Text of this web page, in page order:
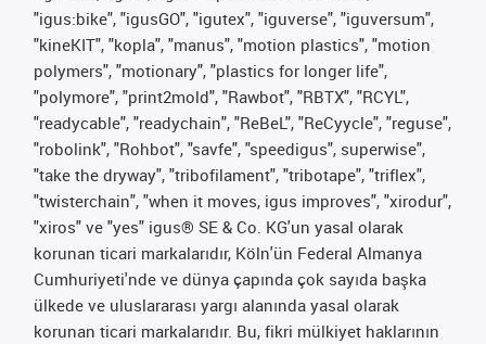
"igus:bike", "igusGO", "igutex", "iguverse", "iguversum",
"kineKIT", "kopla", "manus", "motion plastics", "motion
polymers", "motionary", "plastics for longer life",
"polymore", "print2mold", "Rawbot", "RBTX", "RCYL",
"readycable", "readychain", "ReBeL", "ReCyycle", "reguse",
"robolink", "Rohbot", "savfe", "speedigus", superwise",
"take the dryway", "tribofilament", "tribotape", "triflex",
"twisterchain", "when it moves, igus improves", "xirodur",
"xiros" ve "yes" igus® SE & Co. KG'un yasal olarak
korunan ticari markalarıdır, Köln'ün Federal Almanya
Cumhuriyeti'nde ve dünya çapında çok sayıda başka
ülkede ve uluslararası yargı alanında yasal olarak
korunan ticari markalarıdır. Bu, fikri mülkiyet haklarının